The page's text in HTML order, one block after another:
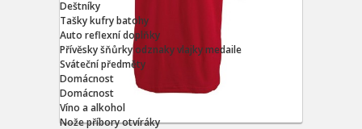
Deštníky
Tašky kufry batohy
Auto reflexní doplňky
Přívěsky šňůrky odznaky vlajky medaile
Sváteční předměty
Domácnost
Domácnost
Víno a alkohol
Nože příbory otvíráky